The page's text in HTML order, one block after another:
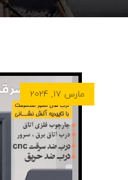
مارس ۱۷, ۲۰۲۴